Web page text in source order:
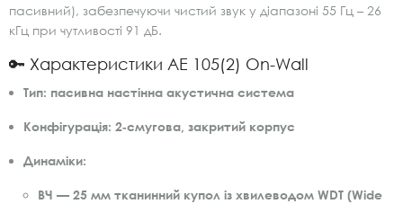
пасивний), забезпечуючи чистий звук у діапазоні 55 Гц – 26
кГц при чутливості 91 дБ.
🔑 Характеристики AE 105(2) On-Wall
Тип: пасивна настінна акустична система
Конфігурація: 2‑смугова, закритий корпус
Динаміки:
ВЧ — 25 мм тканинний купол із хвилеводом WDT (Wide